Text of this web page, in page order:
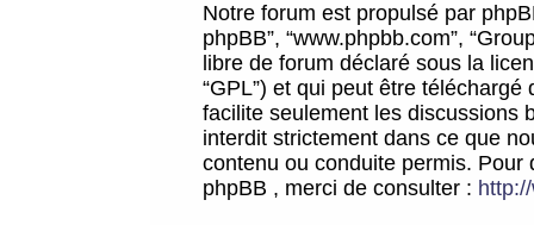
Notre forum est propulsé par
phpBB”, “www.phpbb.com”,
libre de forum déclaré sous la
“GPL”) et qui peut être téléchargé
facilite seulement les discussions
interdit strictement dans ce que
contenu ou conduite permis.
phpBB , merci de consulter :